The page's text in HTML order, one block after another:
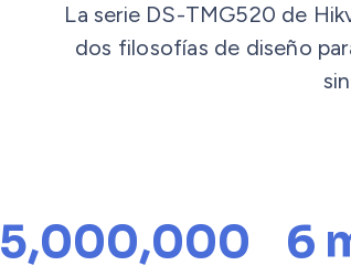
La serie DS-TMG520 de
dos filosofías de diseño
5,000,000 6